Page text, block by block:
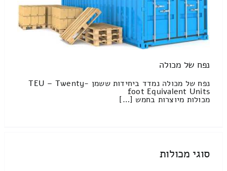
נפח של מכולה
נפח של מכולה נמדד ביחידות ששמן TEU – Twenty-
foot Equivalent Units
מכולות מיוצרות בחמש […]
סוגי מכולות